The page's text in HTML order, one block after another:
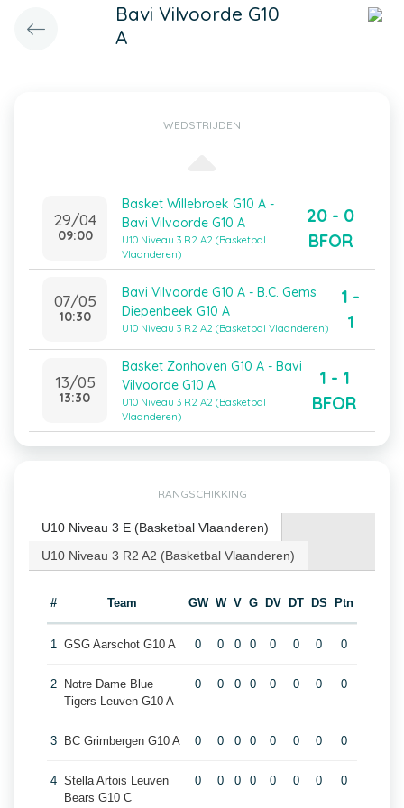
Bavi Vilvoorde G10
A
WEDSTRIJDEN
29/04
09:00
Basket Willebroek G10 A -
Bavi Vilvoorde G10 A
U10 Niveau 3 R2 A2 (Basketbal
Vlaanderen)
20 - 0
BFOR
07/05
10:30
Bavi Vilvoorde G10 A - B.C. Gems
Diepenbeek G10 A
U10 Niveau 3 R2 A2 (Basketbal Vlaanderen)
1 -
1
13/05
13:30
Basket Zonhoven G10 A - Bavi
Vilvoorde G10 A
U10 Niveau 3 R2 A2 (Basketbal
Vlaanderen)
1 - 1
BFOR
RANGSCHIKKING
U10 Niveau 3 E (Basketbal Vlaanderen)
U10 Niveau 3 R2 A2 (Basketbal Vlaanderen)
# Team GW W V G DV DT DS Ptn
1 GSG Aarschot G10 A 0 0 0 0 0 0 0 0
2
Notre Dame Blue
Tigers Leuven G10 A
0 0 0 0 0 0 0 0
3 BC Grimbergen G10 A 0 0 0 0 0 0 0 0
4 Stella Artois Leuven
Bears G10 C
0 0 0 0 0 0 0 0